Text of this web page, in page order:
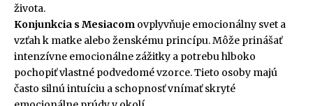
života.
Konjunkcia s Mesiacom ovplyvňuje emocionálny svet a
vzťah k matke alebo ženskému princípu. Môže prinášať
intenzívne emocionálne zážitky a potrebu hlboko
pochopiť vlastné podvedomé vzorce. Tieto osoby majú
často silnú intuíciu a schopnosť vnímať skryté